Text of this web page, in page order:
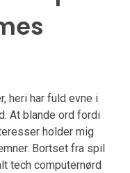
heri har fuld evne i
At blande ord fordi
holder mig
Bortset fra spil
tech computernørd